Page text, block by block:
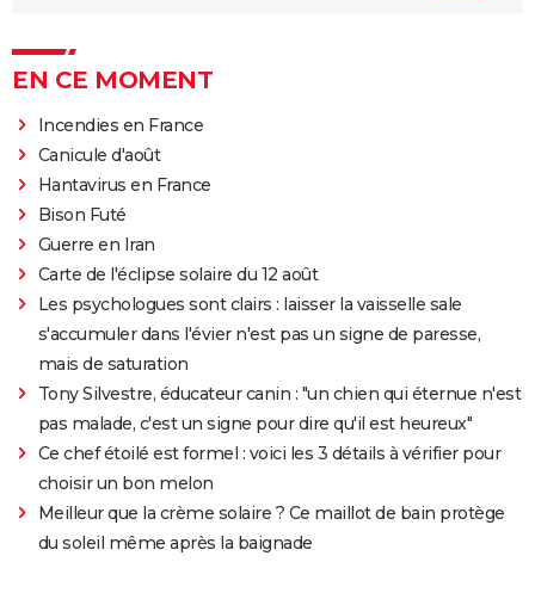
EN CE MOMENT
Incendies en France
Canicule d'août
Hantavirus en France
Bison Futé
Guerre en Iran
Carte de l'éclipse solaire du 12 août
Les psychologues sont clairs : laisser la vaisselle sale
s'accumuler dans l'évier n'est pas un signe de paresse,
mais de saturation
Tony Silvestre, éducateur canin : "un chien qui éternue n'est
pas malade, c'est un signe pour dire qu'il est heureux"
Ce chef étoilé est formel : voici les 3 détails à vérifier pour
choisir un bon melon
Meilleur que la crème solaire ? Ce maillot de bain protège
du soleil même après la baignade